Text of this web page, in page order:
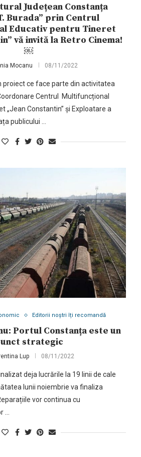
Județean Constanța
Burada” prin Centrul
Educativ pentru Tineret
vă invită la Retro Cinema!
￼
Mocanu 08/11/2022
proiect ce face parte din activitatea
Centrul Multifuncțional
„Jean Constantin” și Exploatare a
publicului …
Editorii noștri îți recomandă
Portul Constanța este un
strategic
Lup 08/11/2022
deja lucrările la 19 linii de cale
lunii noiembrie va finaliza
vor continua cu
…